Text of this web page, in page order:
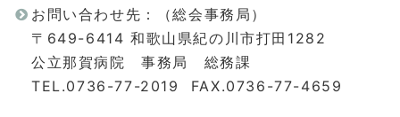
お問い合わせ先：（総会事務局）
〒649-6414 和歌山県紀の川市打田1282
公立那賀病院 事務局 総務課
TEL.0736-77-2019 FAX.0736-77-4659